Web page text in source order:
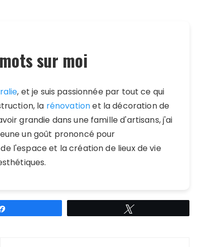
sur moi
, et je suis passionnée par tout ce qui
la rénovationet la décoration de
grandie dans une famille d'artisans, j'ai
un goût prononcé pour
de l'espace et la création de lieux de vie